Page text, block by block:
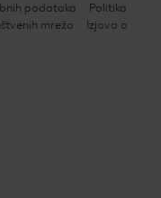
podataka
Politika
mreža
Izjava o